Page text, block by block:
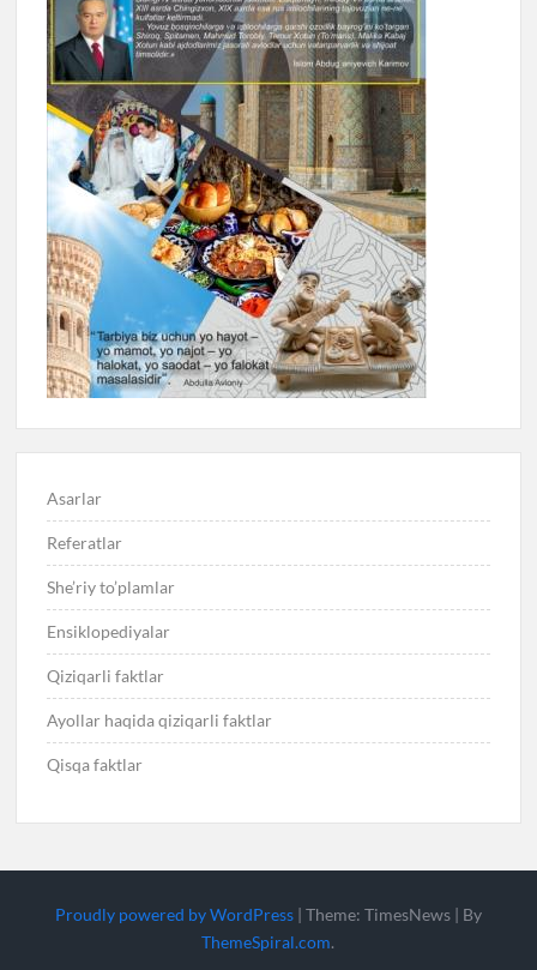
Asarlar
Referatlar
She’riy to’plamlar
Ensiklopediyalar
Qiziqarli faktlar
Ayollar haqida qiziqarli faktlar
Qisqa faktlar
Proudly powered by WordPress | Theme: TimesNews | By
ThemeSpiral.com.